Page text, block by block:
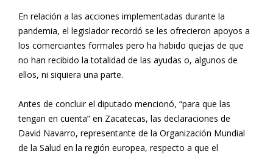
En relación a las acciones implementadas durante la
pandemia, el legislador recordó se les ofrecieron apoyos a
los comerciantes formales pero ha habido quejas de que
no han recibido la totalidad de las ayudas o, algunos de
ellos, ni siquiera una parte.
Antes de concluir el diputado mencionó, “para que las
tengan en cuenta” en Zacatecas, las declaraciones de
David Navarro, representante de la Organización Mundial
de la Salud en la región europea, respecto a que el